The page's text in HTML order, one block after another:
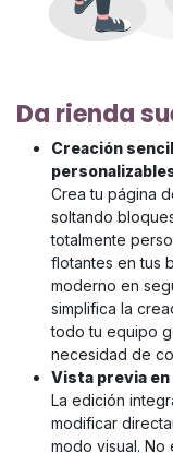
Da rienda
Creación
Crea tu página
soltando
totalmente
flotantes en tus
moderno en
simplifica la
todo tu equipo
necesidad de
Vista previa
La edición
modificar
modo visual.